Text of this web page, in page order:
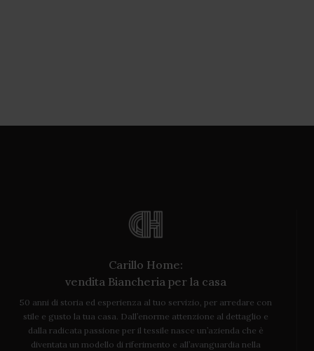
Carillo Home:
vendita Biancheria per la casa
50 anni di storia ed esperienza al tuo servizio, per arredare con
stile e gusto la tua casa. Dall’enorme attenzione al dettaglio e
dalla radicata passione per il tessile nasce un’azienda che è
diventata un modello di riferimento e all’avanguardia nella